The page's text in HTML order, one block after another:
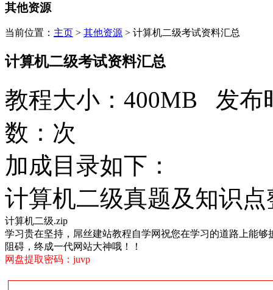
其他资源
当前位置： 主页 > 其他资源 > 计算机二级考试资料汇总
计算机二级考试资料汇总
教程大小：400MB 发
数： 次
加成目录如下：
计算机二级真题及知识点
计算机二级.zip
学习贵在坚持，屌丝建站教程自学网祝您在学习的道路上能够
阻碍，终成一代网站大神哦！！
网盘提取密码：juvp